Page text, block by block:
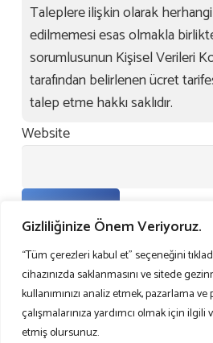
Gizliliğinize Önem Veriyoruz.
“Tüm çerezleri kabul et” seçeneğini
cihazınızda saklanmasını ve sitede
kullanımınızı analiz etmek, pazarlama
çalışmalarınıza yardımcı olmak için
etmiş olursunuz.
Taleplere ilişkin olarak
edilmemesi esas olmakla
sorumlusunun Kişisel Verileri
tarafından belirlenen ücret
talep etme hakkı saklıdır.
Website
GÖNDER